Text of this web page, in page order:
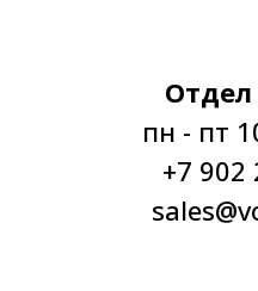
пн - пт
+7 902